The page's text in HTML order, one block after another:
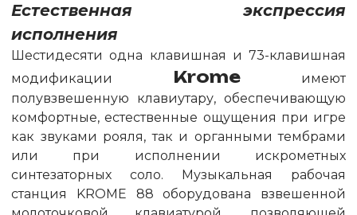
Естественная экспрессия
исполнения
Шестидесяти одна клавишная и 73-клавишная
модификации Kromeимеют
полувзвешенную клавиутару, обеспечивающую
комфортные, естественные ощущения при игре
как звуками рояля, так и органными тембрами
или при исполнении искрометных
синтезаторных соло. Музыкальная рабочая
станция KROME 88 оборудована взвешенной